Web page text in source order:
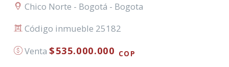
Chico Norte - Bogotá - Bogota
Código inmueble 25182
Venta$535.000.000 COP